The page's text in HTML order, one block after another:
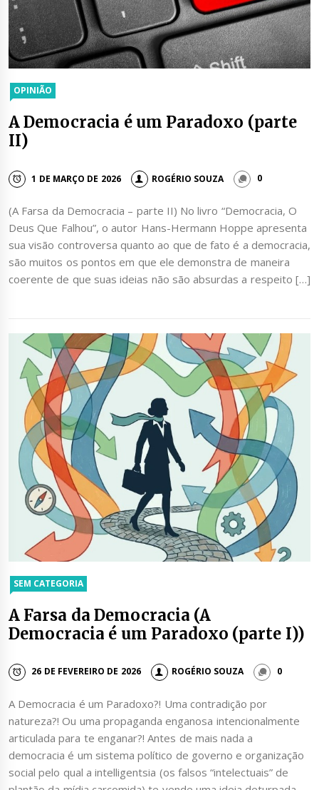
OPINIÃO
A Democracia é um Paradoxo (parte
II)
1 DE MARÇO DE 2026 ROGÉRIO SOUZA 0
(A Farsa da Democracia – parte II) No livro “Democracia, O
Deus Que Falhou”, o autor Hans-Hermann Hoppe apresenta
sua visão controversa quanto ao que de fato é a democracia,
são muitos os pontos em que ele demonstra de maneira
coerente de que suas ideias não são absurdas a respeito […]
SEM CATEGORIA
A Farsa da Democracia (A
Democracia é um Paradoxo (parte I))
26 DE FEVEREIRO DE 2026 ROGÉRIO SOUZA 0
A Democracia é um Paradoxo?! Uma contradição por
natureza?! Ou uma propaganda enganosa intencionalmente
articulada para te enganar?! Antes de mais nada a
democracia é um sistema político de governo e organização
social pelo qual a intelligentsia (os falsos “intelectuais” de